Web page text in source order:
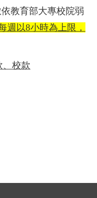
依教育部大專校院弱
週以8小時為上限，
、校款